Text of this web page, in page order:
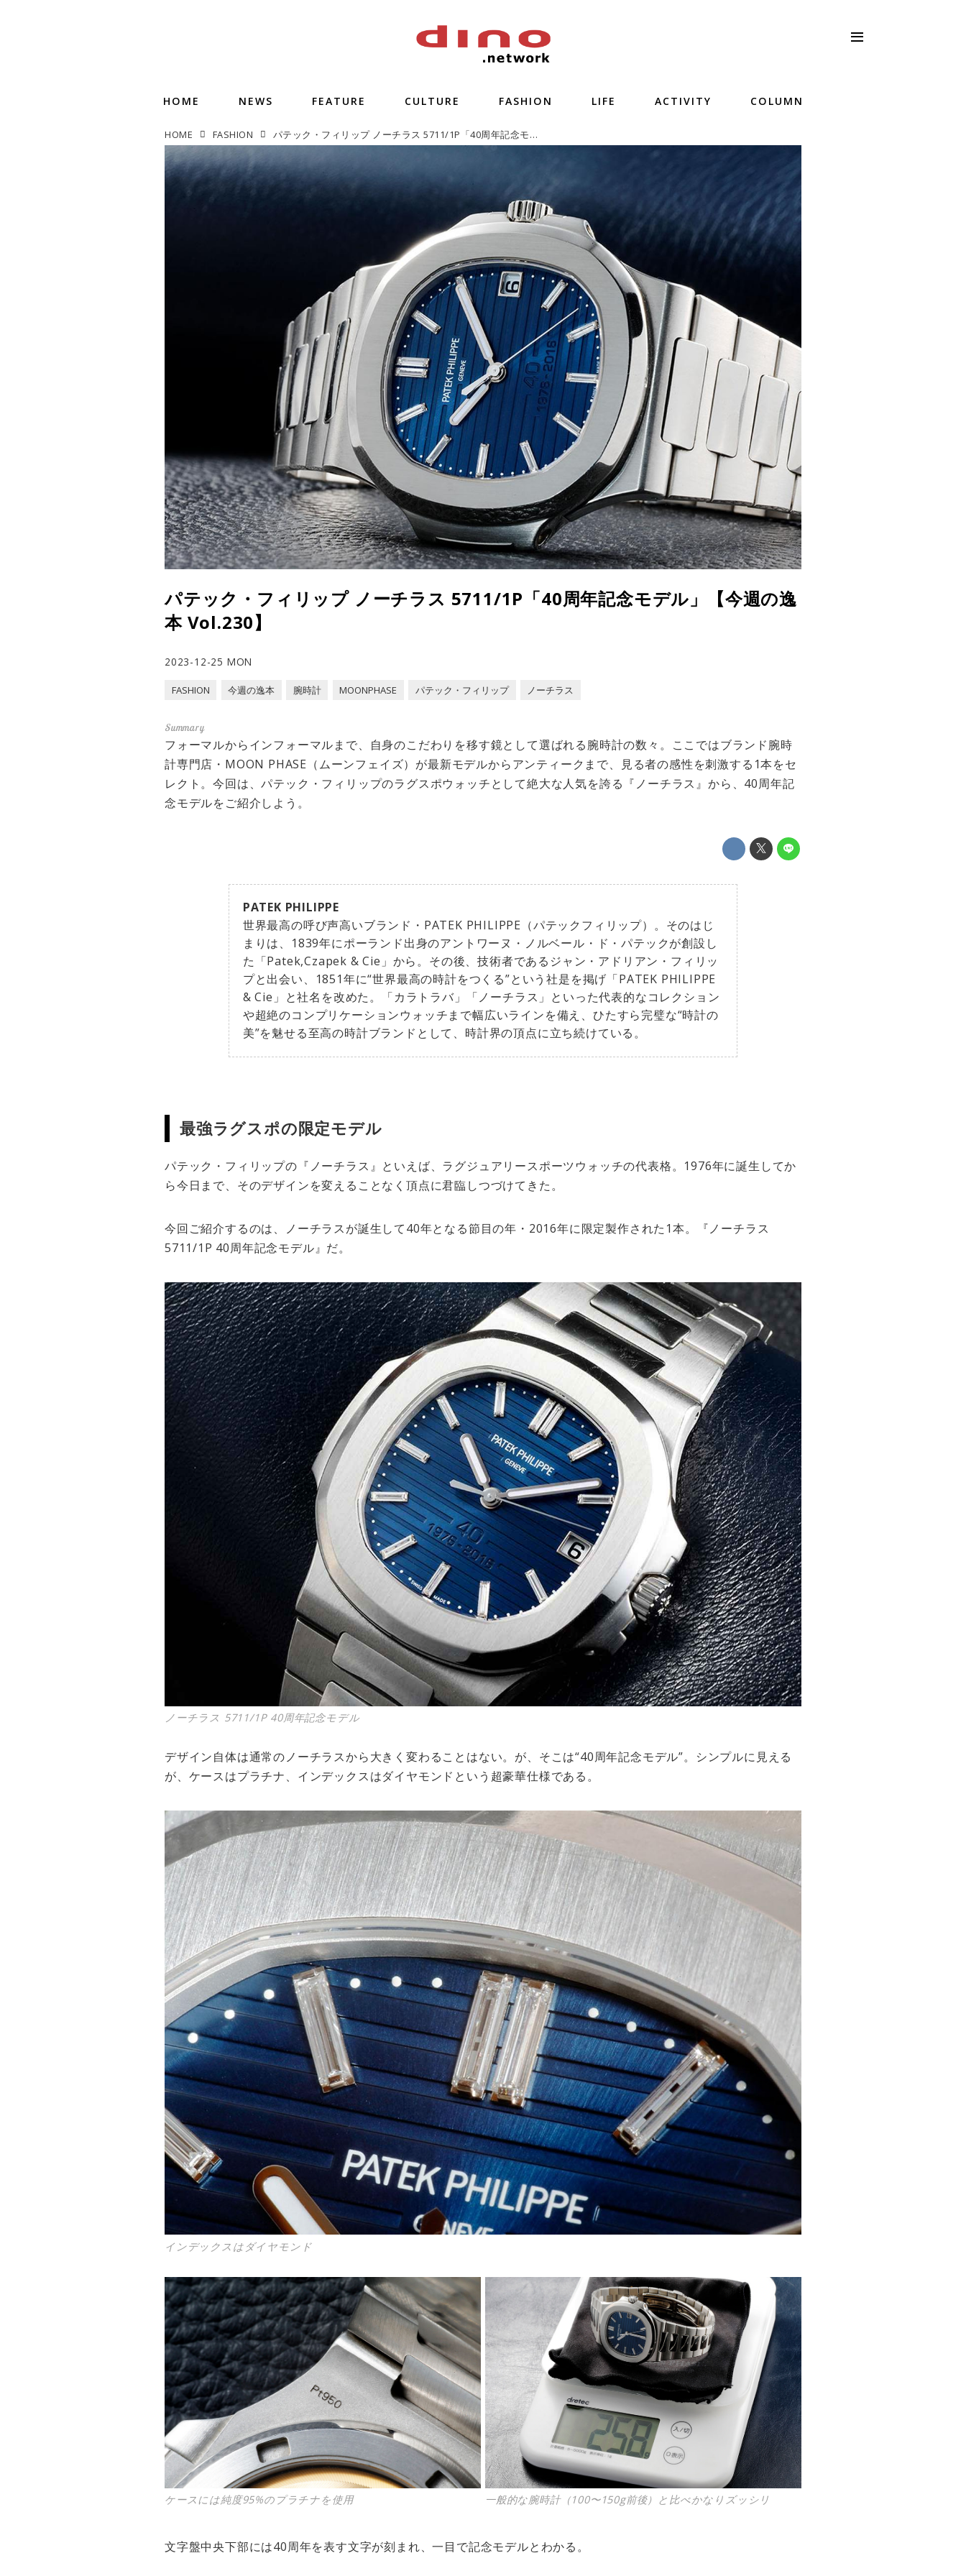
HOME NEWS FEATURE CULTURE FASHION LIFE ACTIVITY COLUMN
HOME FASHION パテック・フィリップ ノーチラス 5711/1P「40周年記念モデル」【今週の逸本 Vol.230】
パテック・フィリップ ノーチラス 5711/1P「40周年記念モデル」【今週の逸
本 Vol.230】
2023-12-25 MON
FASHION 今週の逸本 腕時計 MOONPHASE パテック・フィリップ ノーチラス
フォーマルからインフォーマルまで、自身のこだわりを移す鏡として選ばれる腕時計の数々。ここではブランド腕時
計専門店・MOON PHASE（ムーンフェイズ）が最新モデルからアンティークまで、見る者の感性を刺激する1本をセ
レクト。今回は、パテック・フィリップのラグスポウォッチとして絶大な人気を誇る『ノーチラス』から、40周年記
念モデルをご紹介しよう。
PATEK PHILIPPE
世界最高の呼び声高いブランド・PATEK PHILIPPE（パテックフィリップ）。そのはじ
まりは、1839年にポーランド出身のアントワーヌ・ノルベール・ド・パテックが創設し
た「Patek,Czapek & Cie」から。その後、技術者であるジャン・アドリアン・フィリッ
プと出会い、1851年に“世界最高の時計をつくる”という社是を掲げ「PATEK PHILIPPE
& Cie」と社名を改めた。「カラトラバ」「ノーチラス」といった代表的なコレクション
や超絶のコンプリケーションウォッチまで幅広いラインを備え、ひたすら完璧な“時計の
美”を魅せる至高の時計ブランドとして、時計界の頂点に立ち続けている。
最強ラグスポの限定モデル
パテック・フィリップの『ノーチラス』といえば、ラグジュアリースポーツウォッチの代表格。1976年に誕生してか
ら今日まで、そのデザインを変えることなく頂点に君臨しつづけてきた。
今回ご紹介するのは、ノーチラスが誕生して40年となる節目の年・2016年に限定製作された1本。『ノーチラス
5711/1P 40周年記念モデル』だ。
ノーチラス 5711/1P 40周年記念モデル
デザイン自体は通常のノーチラスから大きく変わることはない。が、そこは“40周年記念モデル”。シンプルに見える
が、ケースはプラチナ、インデックスはダイヤモンドという超豪華仕様である。
インデックスはダイヤモンド
一般的な腕時計（100〜150g前後）と比べかなりズッシリ
ケースには純度95%のプラチナを使用
文字盤中央下部には40周年を表す文字が刻まれ、一目で記念モデルとわかる。